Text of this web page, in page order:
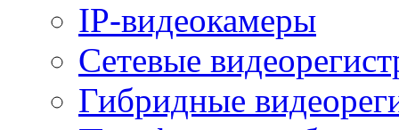
IP-видеокамеры
Сетевые
Гибридные